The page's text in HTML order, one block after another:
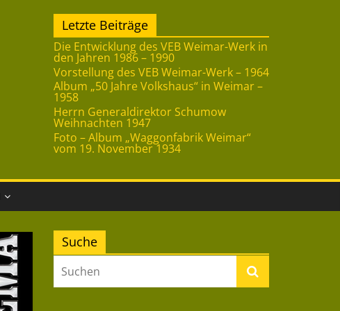
Letzte Beiträge
Die Entwicklung des VEB Weimar-Werk in
den Jahren 1986 – 1990
Vorstellung des VEB Weimar-Werk – 1964
Album „50 Jahre Volkshaus“ in Weimar –
1958
Herrn Generaldirektor Schumow
Weihnachten 1947
Foto – Album „Waggonfabrik Weimar“
vom 19. November 1934
Suche